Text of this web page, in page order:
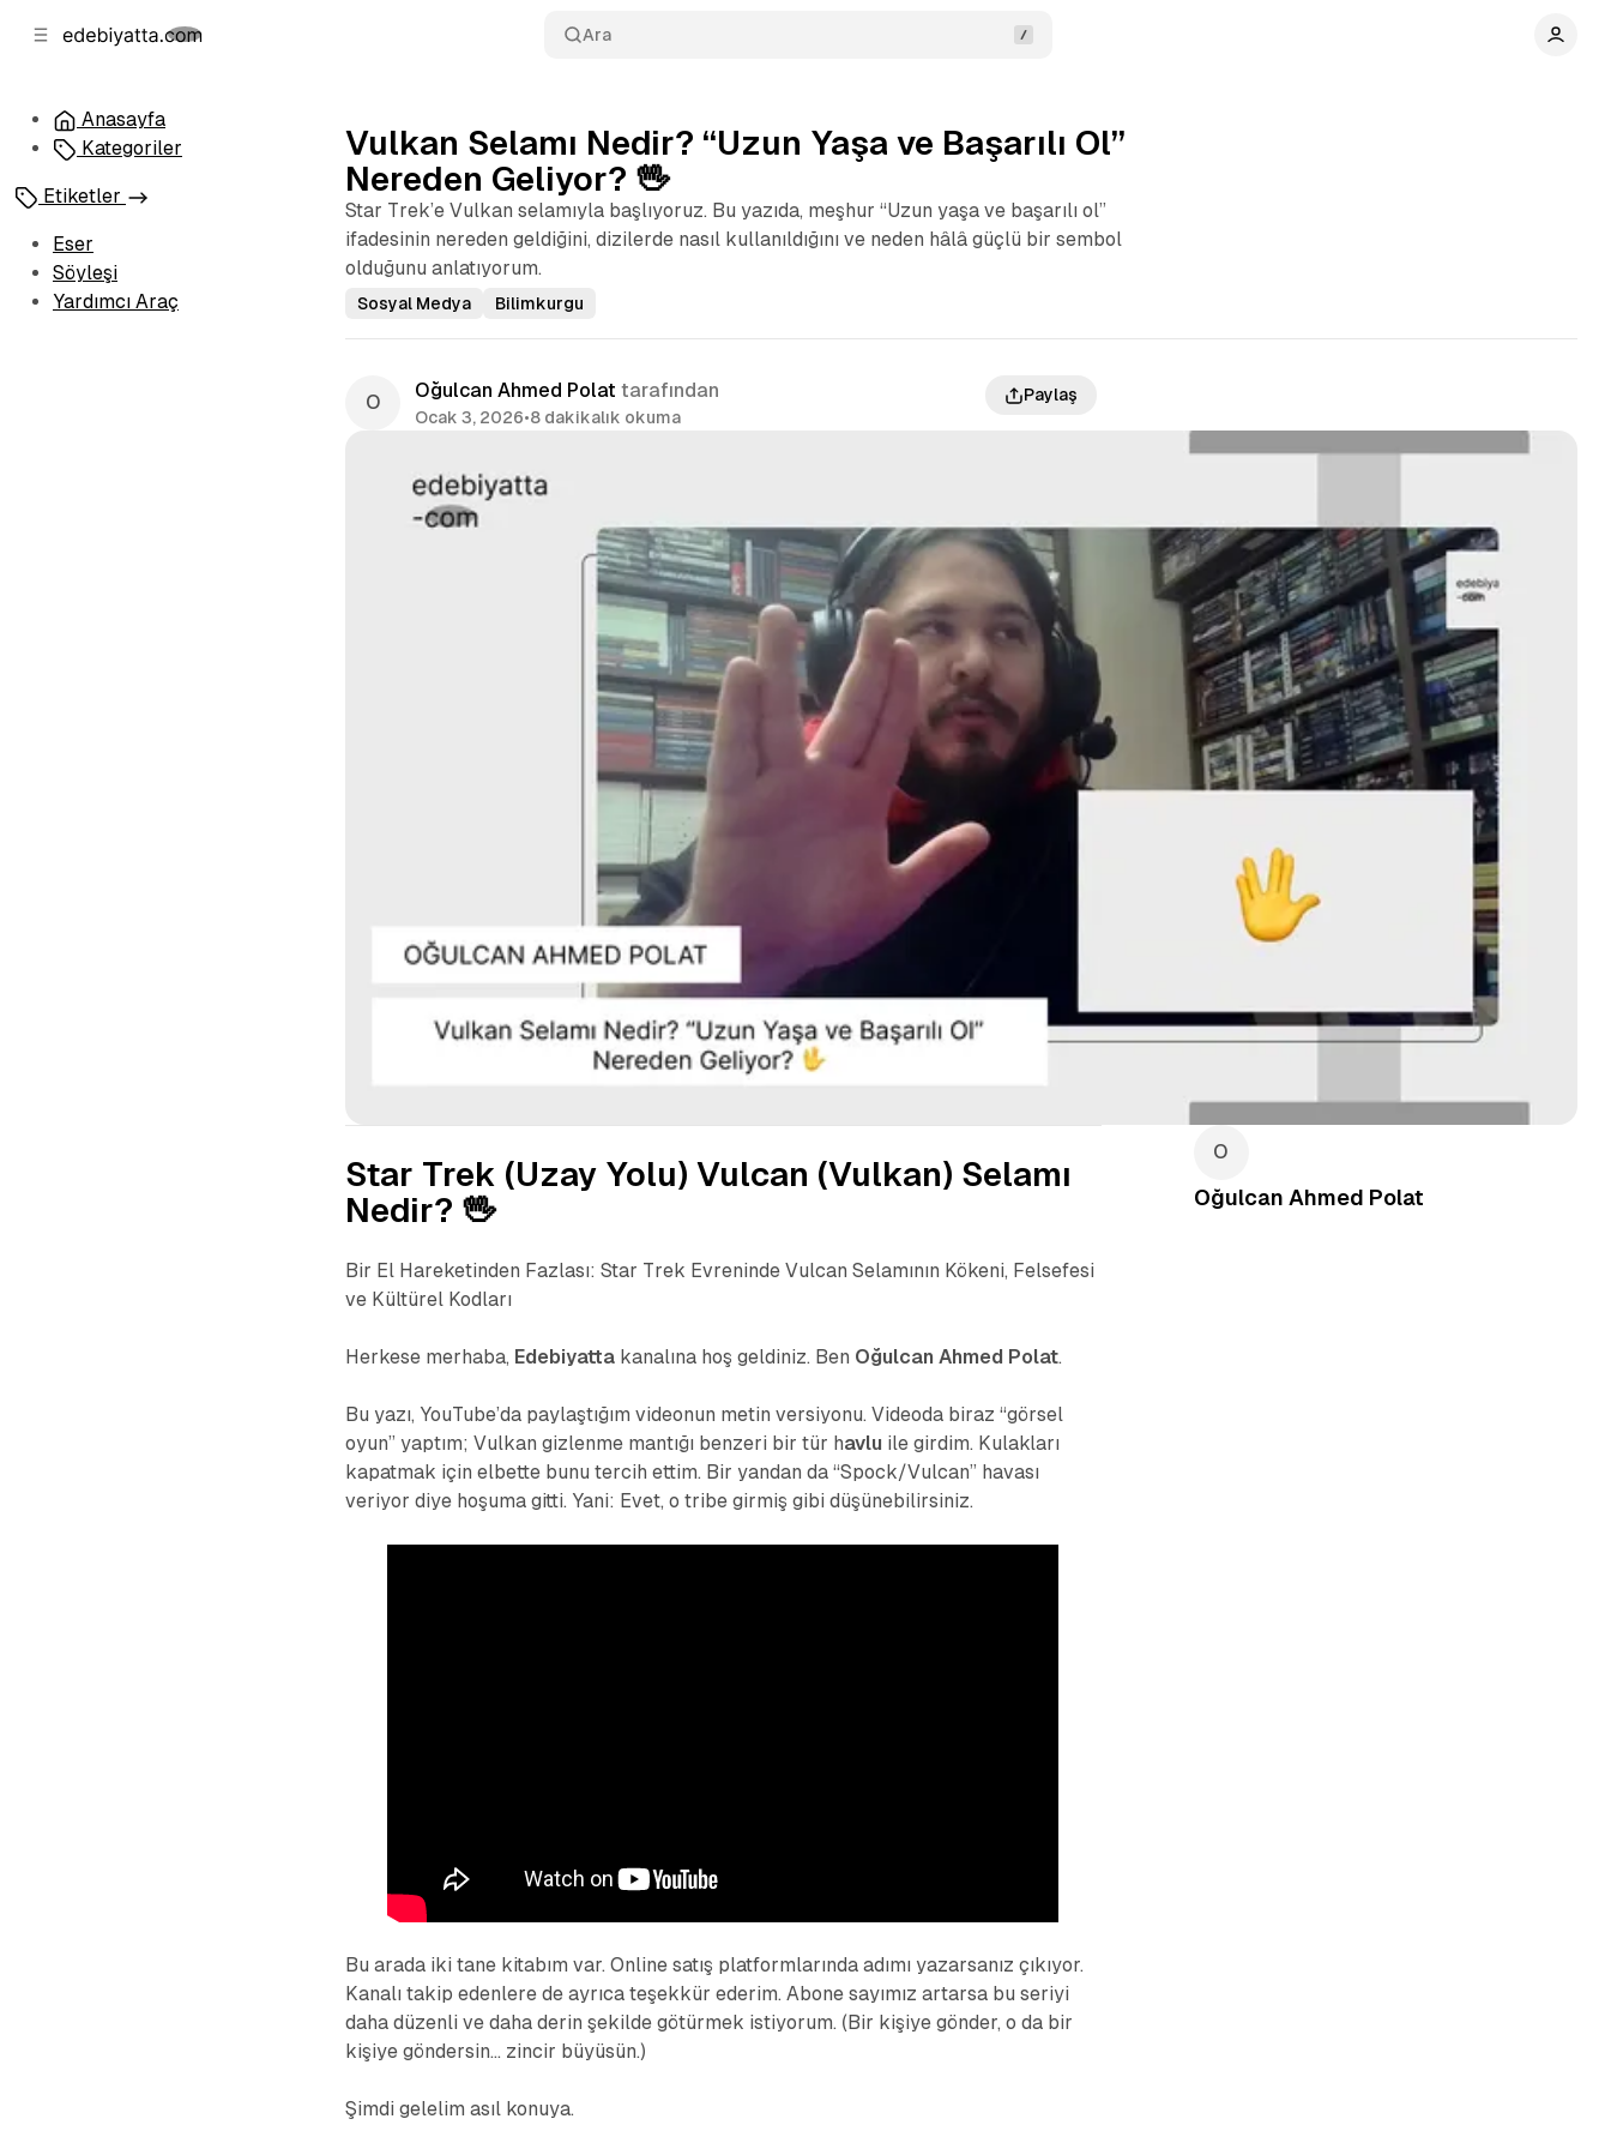
Ara
Anasayfa
Kategoriler
Etiketler
Eser
Söyleşi
Yardımcı Araç
Vulkan Selamı Nedir? “Uzun Yaşa ve Başarılı Ol”
Nereden Geliyor? 🖖
Star Trek’e Vulkan selamıyla başlıyoruz. Bu yazıda, meşhur “Uzun yaşa ve başarılı ol”
ifadesinin nereden geldiğini, dizilerde nasıl kullanıldığını ve neden hâlâ güçlü bir sembol
olduğunu anlatıyorum.
Sosyal Medya Bilimkurgu
Oğulcan Ahmed Polat tarafından
Ocak 3, 2026•8 dakikalık okuma
Paylaş
Star Trek (Uzay Yolu) Vulcan (Vulkan) Selamı
Nedir? 🖖
Bir El Hareketinden Fazlası: Star Trek Evreninde Vulcan Selamının Kökeni, Felsefesi
ve Kültürel Kodları
Herkese merhaba, Edebiyatta kanalına hoş geldiniz. Ben Oğulcan Ahmed Polat.
Bu yazı, YouTube’da paylaştığım videonun metin versiyonu. Videoda biraz “görsel
oyun” yaptım; Vulkan gizlenme mantığı benzeri bir tür havlu ile girdim. Kulakları
kapatmak için elbette bunu tercih ettim. Bir yandan da “Spock/Vulcan” havası
veriyor diye hoşuma gitti. Yani: Evet, o tribe girmiş gibi düşünebilirsiniz.
Bu arada iki tane kitabım var. Online satış platformlarında adımı yazarsanız çıkıyor.
Kanalı takip edenlere de ayrıca teşekkür ederim. Abone sayımız artarsa bu seriyi
daha düzenli ve daha derin şekilde götürmek istiyorum. (Bir kişiye gönder, o da bir
kişiye göndersin… zincir büyüsün.)
Şimdi gelelim asıl konuya.
Oğulcan Ahmed Polat